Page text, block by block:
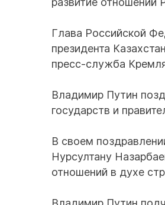
Глава Российской
президента
пресс-служба
Владимир Путин
государств и
В своем
Нурсултану
отношений в духе